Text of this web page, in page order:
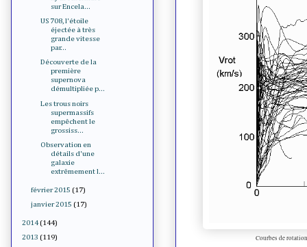
Courbes de
sur Encela...
US 708, l'étoile
éjectée à très
grande vitesse
par...
Découverte de la
première
supernova
démultipliée p...
Les trous noirs
supermassifs
empêchent le
grossiss...
Observation en
détails d'une
galaxie
extrêmement l...
février 2015 (17)
janvier 2015 (17)
2014 (144)
2013 (119)